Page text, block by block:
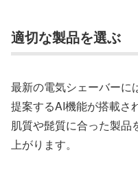
適切な製品を選ぶ
最新の電気シェーバーに
提案するAI機能が搭載さ
肌質や髭質に合った製品
上がります。